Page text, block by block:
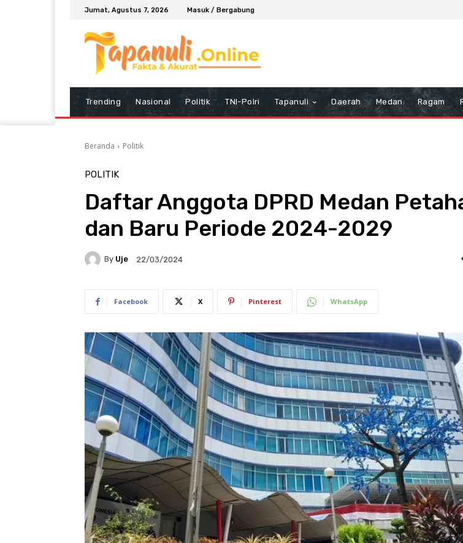
Jumat, Agustus 7, 2026 Masuk / Bergabung
Trending Nasional Politik TNI-Polri Tapanuli Daerah Medan Ragam
Beranda Politik
POLITIK
Daftar Anggota DPRD Medan
dan Baru Periode 2024-2029
By Uje 22/03/2024
Facebook X Pinterest WhatsApp